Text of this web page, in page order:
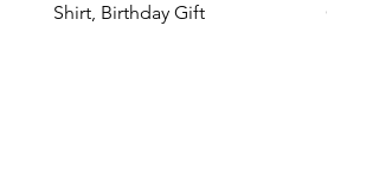
Shirt, Birthday Gift